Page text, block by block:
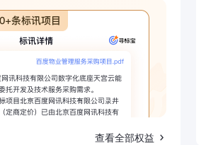
查看全部权益